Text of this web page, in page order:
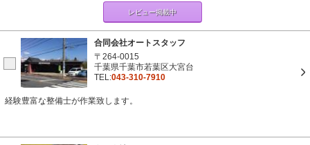
レビュー掲載中
合同会社オートスタッフ
〒264-0015
千葉県千葉市若葉区大宮台
TEL:043-310-7910
経験豊富な整備士が作業致します。